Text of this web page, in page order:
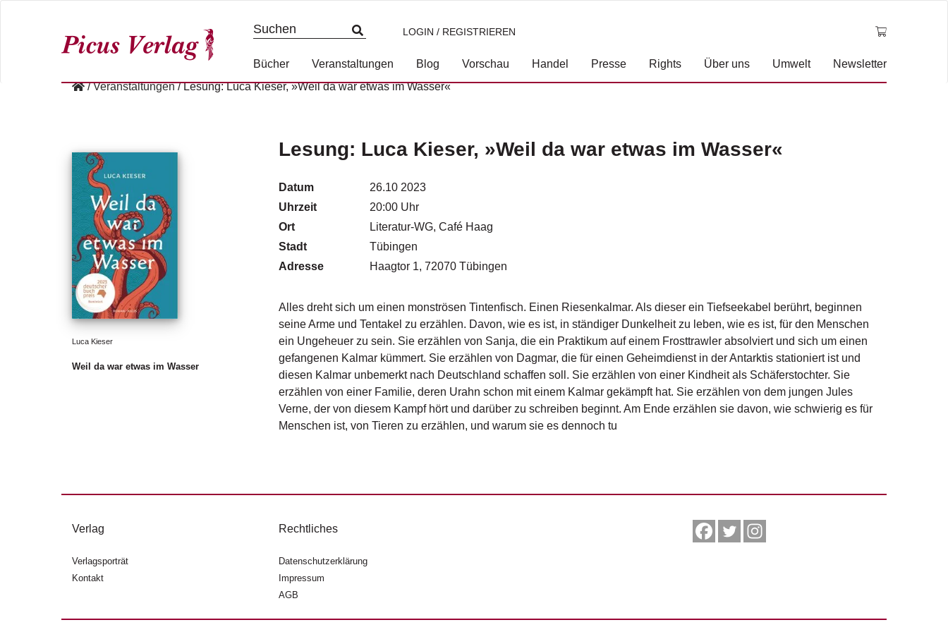
LOGIN / REGISTRIEREN
Bücher Veranstaltungen Blog Vorschau Handel Presse Rights Über uns Umwelt
Newsletter
/ Veranstaltungen / Lesung: Luca Kieser, »Weil da war etwas im Wasser«
Lesung: Luca Kieser, »Weil da war etwas im Wasser«
Datum
26.10 2023
Uhrzeit
20:00 Uhr
Ort
Literatur-WG, Café Haag
Stadt
Tübingen
Adresse
Haagtor 1, 72070 Tübingen
Alles dreht sich um einen monströsen Tintenfisch. Einen Riesenkalmar. Als dieser ein Tiefseekabel berührt, beginnen
seine Arme und Tentakel zu erzählen. Davon, wie es ist, in ständiger Dunkelheit zu leben, wie es ist, für den Menschen
ein Ungeheuer zu sein. Sie erzählen von Sanja, die ein Praktikum auf einem Frosttrawler absolviert und sich um einen
gefangenen Kalmar kümmert. Sie erzählen von Dagmar, die für einen Geheimdienst in der Antarktis stationiert ist und
diesen Kalmar unbemerkt nach Deutschland schaffen soll. Sie erzählen von einer Kindheit als Schäferstochter. Sie
erzählen von einer Familie, deren Urahn schon mit einem Kalmar gekämpft hat. Sie erzählen von dem jungen Jules
Verne, der von diesem Kampf hört und darüber zu schreiben beginnt. Am Ende erzählen sie davon, wie schwierig es für
Menschen ist, von Tieren zu erzählen, und warum sie es dennoch tu
Luca Kieser
Weil da war etwas im Wasser
Verlag
Verlagsporträt
Kontakt
Rechtliches
Datenschutzerklärung
Impressum
AGB